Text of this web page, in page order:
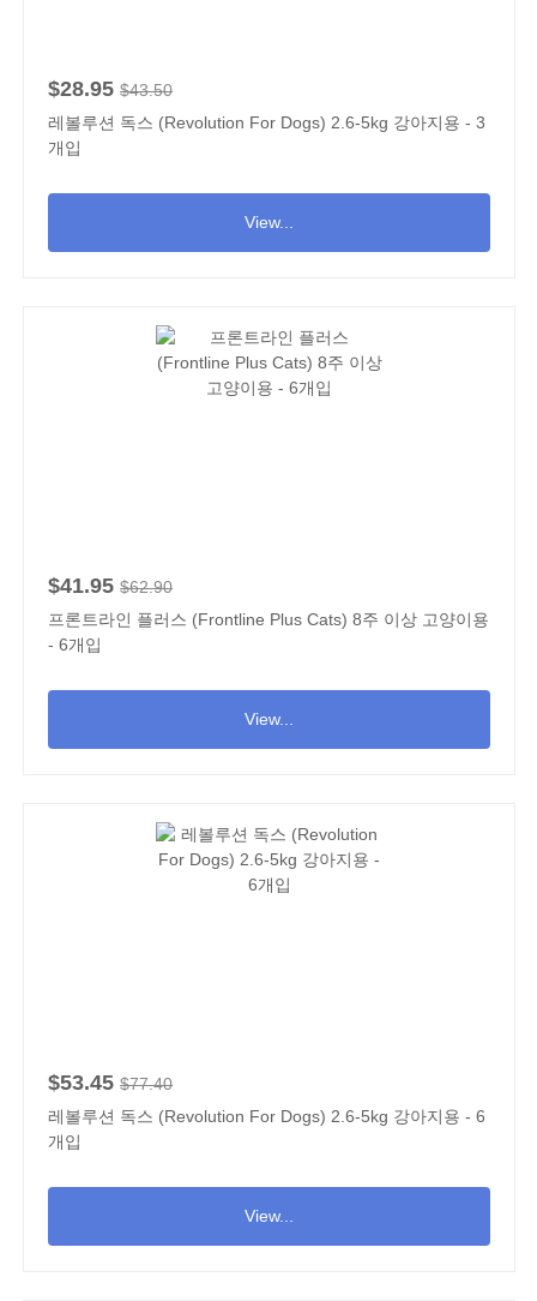
$28.95 $43.50
레볼루션 독스 (Revolution For Dogs) 2.6-5kg 강아지용 - 3
개입
View...
$41.95 $62.90
프론트라인 플러스 (Frontline Plus Cats) 8주 이상 고양이용
- 6개입
View...
$53.45 $77.40
레볼루션 독스 (Revolution For Dogs) 2.6-5kg 강아지용 - 6
개입
View...